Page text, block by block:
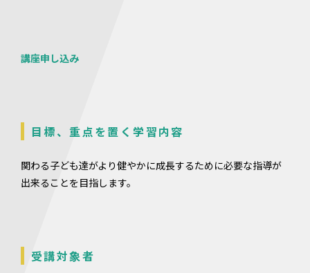
講座申し込み
目標、重点を置く学習内容
関わる子ども達がより健やかに成長するために必要な指導が
出来ることを目指します。
受講対象者